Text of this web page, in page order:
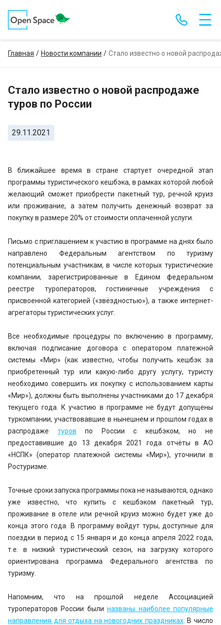
Главная Новости компании Стало известно о новой
Стало известно о новой распродаже
туров по России
29.11.2021
В ближайшее время в стране стартует очередной этап
программы туристического кешбэка, в рамках которой любой
желающий сможет приобрести пакетный тур, речной круиз
или проживание, а затем получить денежный возврат за
покупку в размере 20% от стоимости оплаченной услуги.
Письмо с приглашением к участию в программе на днях было
направлено Федеральным агентством по туризму
потенциальным участникам, в числе которых туристические
компании, зарегистрированные в Едином федеральном
реестре туроператоров, гостиничные учреждения с
присвоенной категорией («звёздностью»), а также интернет-
агрегаторы туристических услуг.
Все необходимые процедуры по включению в программу,
включая подписание договора с оператором платежной
системы «Мир» (как известно, чтобы получить кешбэк за
приобретенный тур или какую-либо другу услугу, туристу
необходимо совершить их покупку с использованием карты
«Мир»), должны быть выполнены участниками до 17 декабря
текущего года. К участию в программе не будут допущены
туркомпании, участвовавшие в нынешнем и прошлом годах в
распродаже туров по России с кешбэком, но не
предоставившие до 13 декабря 2021 года отчёты в АО
«НСПК» (оператор платежной системы «Мир»), уточнили в
Ростуризме.
Точные сроки запуска программы пока не называются, однако
уже известно, что купить с кешбэком пакетный тур,
проживание в отеле или речной круиз можно будет уже до
конца этого года. В программу войдут туры, доступные для
поездки в период с 15 января и до конца апреля 2022 года,
т.е. в низкий туристический сезон, на загрузку которого
ориентирована программа Федерального агентства по
туризму.
Напомним, что на прошлой неделе Ассоциацией
туроператоров России былиназваны наиболее популярные
направления для отдыха на новогодних праздниках. В число